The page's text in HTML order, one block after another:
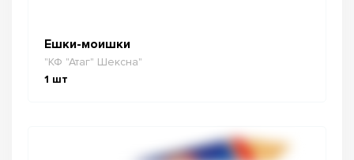
Ешки-моишки
"КФ "Атаг" Шексна"
1 шт